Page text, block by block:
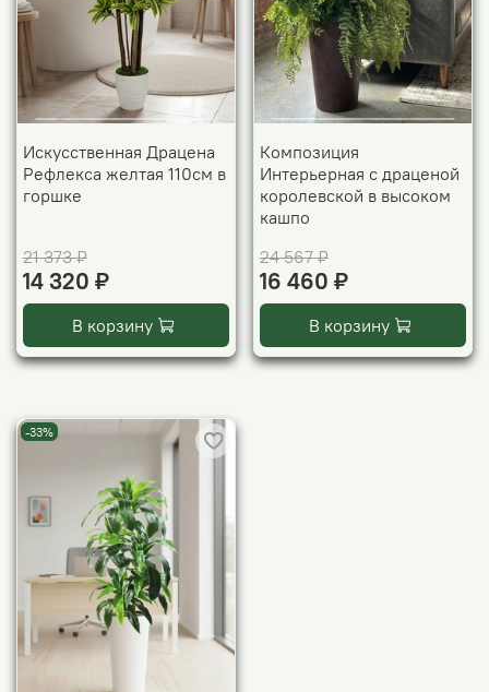
Искусственная Драцена
Рефлекса желтая 110см в
горшке
21 373 ₽
14 320 ₽
В корзину
Композиция
Интерьерная с драценой
королевской в высоком
кашпо
24 567 ₽
16 460 ₽
В корзину
-33%